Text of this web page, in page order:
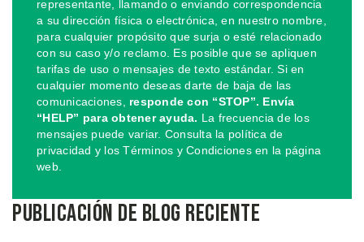
representante, llamando o enviando correspondencia
a su dirección física o electrónica, en nuestro nombre,
para cualquier propósito que surja o esté relacionado
con su caso y/o reclamo. Es posible que se apliquen
tarifas de uso o mensajes de texto estándar. Si en
cualquier momento deseas darte de baja de las
comunicaciones, responde con “STOP”. Envía
“HELP” para obtener ayuda. La frecuencia de los
mensajes puede variar. Consulta la política de
privacidad y los Términos y Condiciones en la página
web.
Publicación de blog reciente